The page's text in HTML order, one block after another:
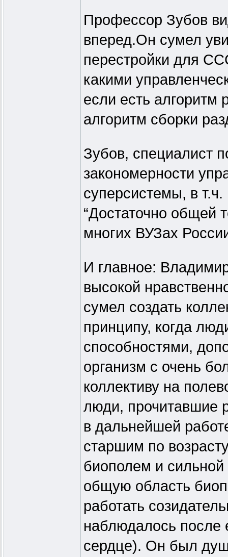
Профессор Зубов
вперед.Он сумел
перестройки для
какими
если есть алгоритм
алгоритм сборки
Зубов, специалист
закономерности
суперсистемы, в
“Достаточно общей
многих ВУЗах
И главное:
высокой
сумел создать
принципу, когда
способностями,
организм с очень
коллективу на
люди, прочитавшие
в дальнейшей
старшим по
биополем и
общую область
работать
наблюдалось после
сердце). Он был